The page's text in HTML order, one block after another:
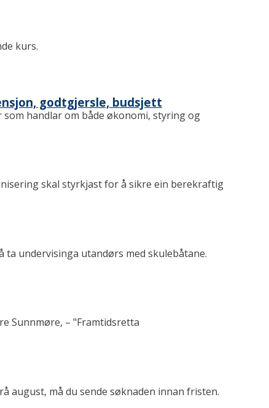
kurs.
godtgjersle, budsjett
handlar om både økonomi, styring og
skal styrkjast for å sikre ein berekraftig
undervisinga utandørs med skulebåtane.
Sunnmøre, – "Framtidsretta
august, må du sende søknaden innan fristen.